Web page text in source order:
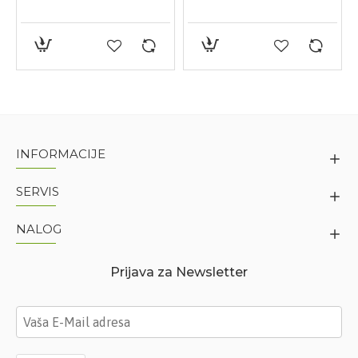
INFORMACIJE
SERVIS
NALOG
Prijava za Newsletter